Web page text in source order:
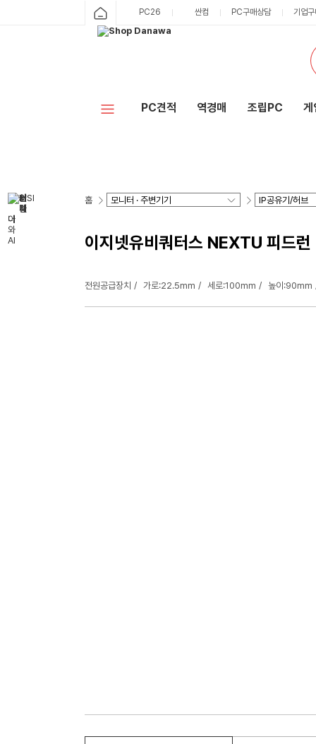
PC26 싼컴 PC구매상담 기업
PC견적 역경매 조립PC 게
홈
이지넷유비쿼터스 NEXTU 피드
전원공급장치 가로:22.5mm 세로:100mm 높이:90mm